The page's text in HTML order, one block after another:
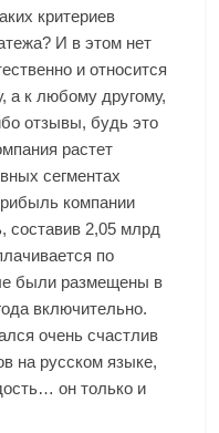
критериев
И в этом нет
и относится
а к любому другому,
отзывы, будь это
растет
сегментах
компании
составив 2,05 млрд
по
были размещены в
включительно.
очень счастлив
на русском языке,
он только и